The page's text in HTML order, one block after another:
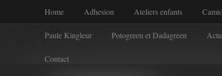
Home Adhesion Ateliers enfants
Paule Kingleur Potogreen et Dadagreen
Contact